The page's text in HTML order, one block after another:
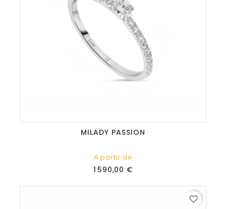
MILADY PASSION
A partir de
Prix
1 590,00 €
favorite_border